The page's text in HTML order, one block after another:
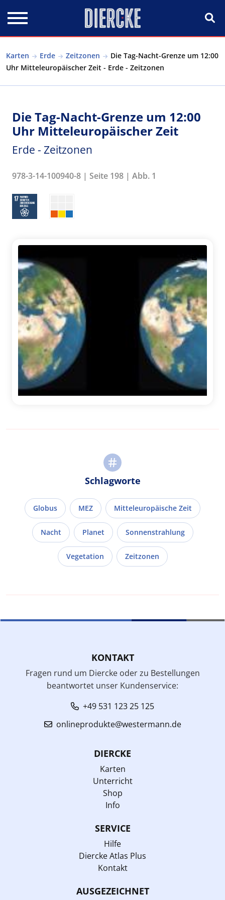
Karten Erde Zeitzonen
Die Tag-Nacht-Grenze um 12:00
Uhr Mitteleuropäischer Zeit - Erde - Zeitzonen
Die Tag-Nacht-Grenze um 12:00
Uhr Mitteleuropäischer Zeit
Erde - Zeitzonen
978-3-14-100940-8 | Seite 198 | Abb. 1
Schlagworte
Globus MEZ Mitteleuropäische Zeit
Nacht Planet Sonnenstrahlung
Vegetation Zeitzonen
KONTAKT
Fragen rund um Diercke oder zu Bestellungen
beantwortet unser Kundenservice:
+49 531 123 25 125
onlineprodukte@westermann.de
DIERCKE
Karten
Unterricht
Shop
Info
SERVICE
Hilfe
Diercke Atlas Plus
Kontakt
AUSGEZEICHNET